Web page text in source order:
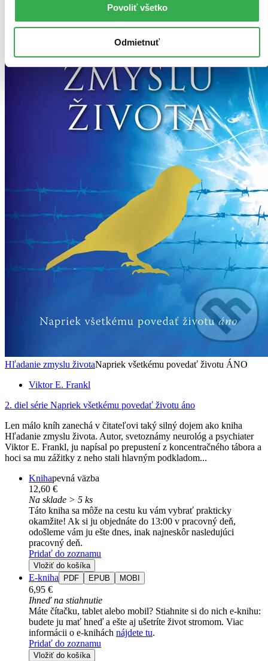
Povoliť všetko
Odmietnuť
Hľadanie zmyslu životaNapriek všetkému povedať životu ÁNO
Viktor E. Frankl
2. diel série Napriek všetkému povedať životu áno
Len málo kníh zanechá v čitateľovi taký silný dojem ako kniha
Hľadanie zmyslu života. Autor, svetoznámy neurológ a psychiater
Viktor E. Frankl, ju napísal po prepustení z koncentračného tábora a
hoci sa mu zážitky z neho stali hlavným podkladom...
Knihapevná väzba
12,60 €
Na sklade > 5 ks
Táto kniha sa môže na cestu ku vám vybrať prakticky
okamžite! Ak si ju objednáte do 13:00 v pracovný deň,
odošleme vám ju ešte dnes, inak najneskôr nasledujúci
pracovný deň.
Pridať do zoznamu
Vložiť do košíka
E-kniha PDF EPUB MOBI
6,95 €
Ihneď na stiahnutie
Máte čítačku, tablet alebo mobil? Stiahnite si do nich e-knihu:
budete ju mať hneď a ešte aj ušetríte život stromom. Viac
informácii o e-knihách nájdete tu.
Pridať do zoznamu
Vložiť do košíka